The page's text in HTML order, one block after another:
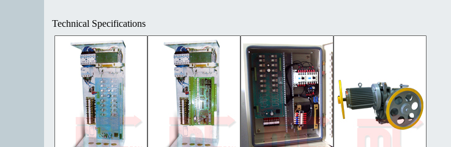
Technical Specifications